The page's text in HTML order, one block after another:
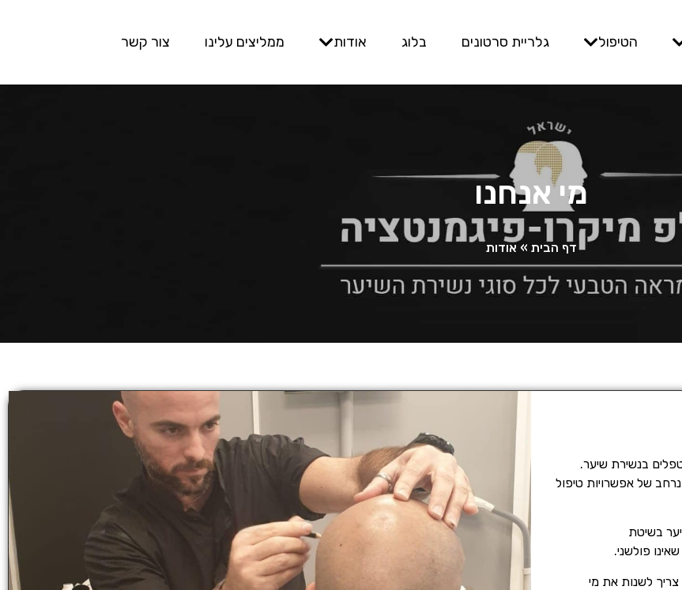
הטיפול גלריית סרטונים בלוג אודות ממליצים עלינו צור קשר
מי אנחנו
דף הבית »אודות
בנשירת שיער.
של אפשרויות טיפול
בשיטת
פולשני.
לשנות את מי